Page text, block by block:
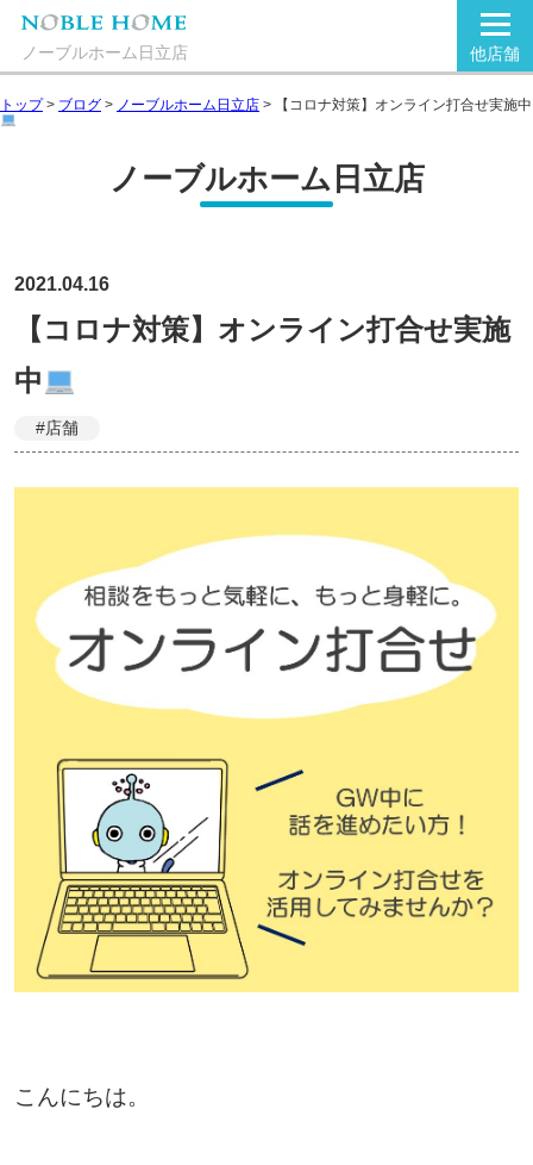
ノーブルホーム日立店 他店舗
トップ> ブログ > ノーブルホーム日立店 > 【コロナ対策】オンライン打合せ実施中
ノーブルホーム日立店
2021.04.16
【コロナ対策】オンライン打合せ実施
中
#店舗
こんにちは。